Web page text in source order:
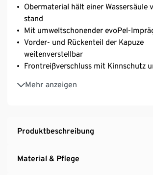
Obermaterial hält einer Wassersäule
stand
Mit umweltschonender evoPel-
Vorder- und Rückenteil der Kapuze
weitenverstellbar
Frontreißverschluss mit Kinnschutz
Mehr anzeigen
2 seitliche Taschen und eine
Versiegelte Nähte
Produktbeschreibung
Material & Pflege